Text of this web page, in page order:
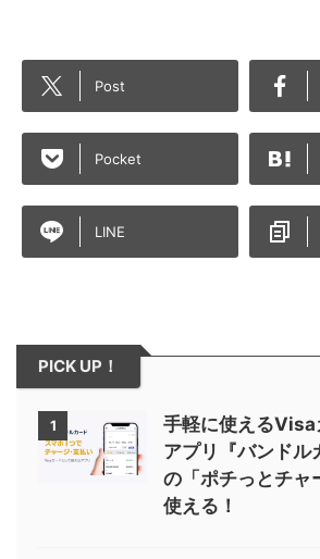
Post
Pocket
LINE
PICK UP！
1
手軽に使えるVisa
アプリ『バンドル
の「ポチっとチャ
使える！